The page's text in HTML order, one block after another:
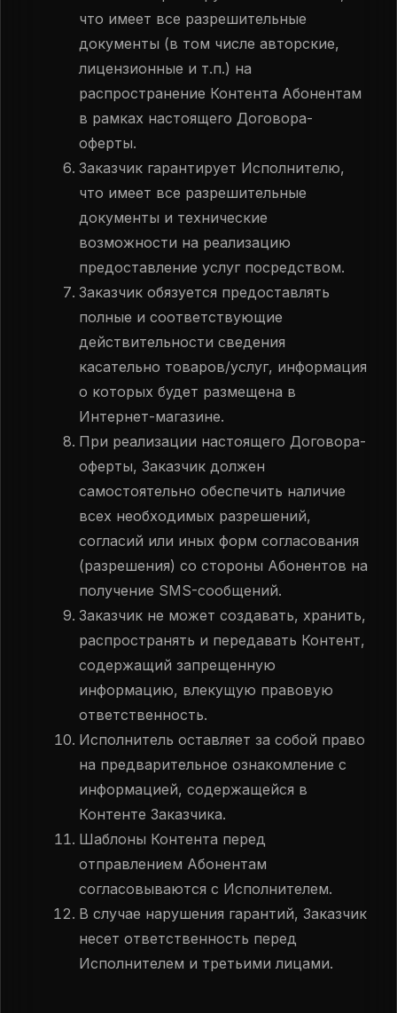
что имеет все разрешительные
документы (в том числе авторские,
лицензионные и т.п.) на
распространение Контента Абонентам
в рамках настоящего Договора-
оферты.
Заказчик гарантирует Исполнителю,
что имеет все разрешительные
документы и технические
возможности на реализацию
предоставление услуг посредством.
Заказчик обязуется предоставлять
полные и соответствующие
действительности сведения
касательно товаров/услуг, информация
о которых будет размещена в
Интернет-магазине.
При реализации настоящего Договора-
оферты, Заказчик должен
самостоятельно обеспечить наличие
всех необходимых разрешений,
согласий или иных форм согласования
(разрешения) со стороны Абонентов на
получение SMS-сообщений.
Заказчик не может создавать, хранить,
распространять и передавать Контент,
содержащий запрещенную
информацию, влекущую правовую
ответственность.
Исполнитель оставляет за собой право
на предварительное ознакомление с
информацией, содержащейся в
Контенте Заказчика.
Шаблоны Контента перед
отправлением Абонентам
согласовываются с Исполнителем.
В случае нарушения гарантий, Заказчик
несет ответственность перед
Исполнителем и третьими лицами.